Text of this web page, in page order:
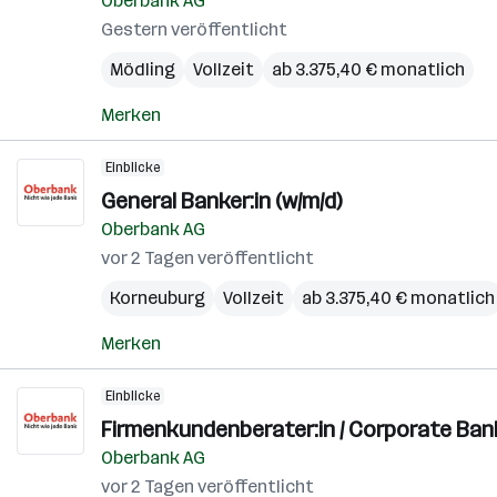
Gestern veröffentlicht
Mödling
Vollzeit ab 3.375,40 € monatlich
Merken
Einblicke
General Banker:in (w/m/d)
Oberbank AG
vor 2 Tagen veröffentlicht
Korneuburg
Vollzeit ab 3.375,40 € monatlich
Merken
Einblicke
Firmenkundenberater:in / Corporate
Oberbank AG
vor 2 Tagen veröffentlicht